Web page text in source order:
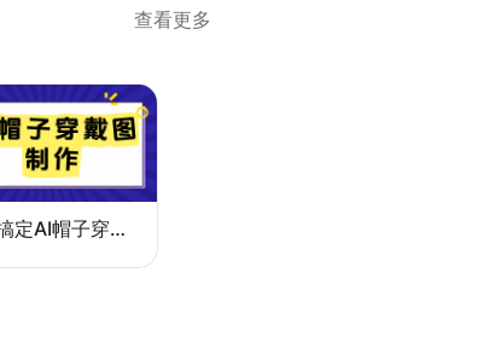
查看更多
轻松搞定AI帽子穿戴图，美图设计室电商主图教程